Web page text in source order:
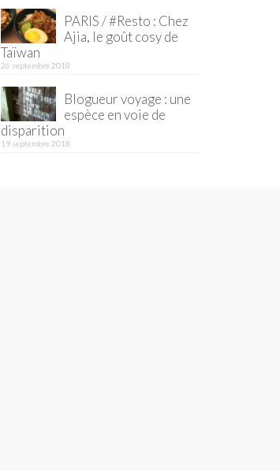
PARIS / #Resto : Chez
Ajia, le goût cosy de
Taïwan
26 septembre 2018
Blogueur voyage : une
espèce en voie de
disparition
19 septembre 2018